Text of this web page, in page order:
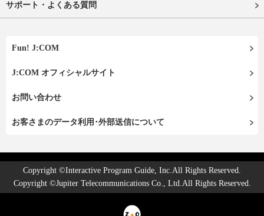
サポート・よくある質問
Fun! J:COM
J:COM オフィシャルサイト
お問い合わせ
お客さまのデータ利用･外部送信について
Copyright ©Interactive Program Guide, Inc.All Rights Reserved.
Copyright ©Jupiter Telecommunications Co., Ltd.All Rights Reserved.